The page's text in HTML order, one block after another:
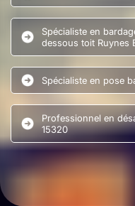
Spécialiste en
dessous toit Ruynes
Spécialiste en pose
Professionnel en
15320